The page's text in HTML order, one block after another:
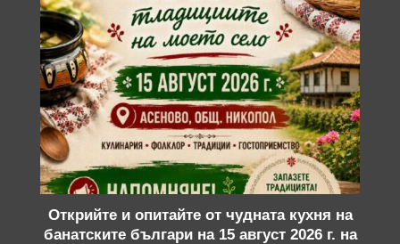
Открийте и опитайте от чудната кухня на
банатските българи на 15 август 2026 г. на